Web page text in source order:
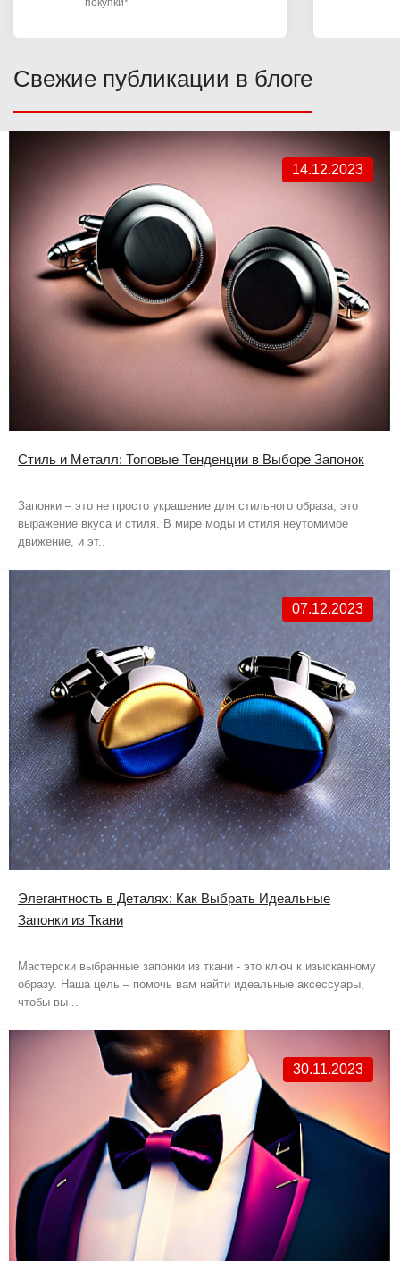
покупки*
Свежие публикации в блоге
14.12.2023
Стиль и Металл: Топовые Тенденции в Выборе Запонок
Запонки – это не просто украшение для стильного образа, это
выражение вкуса и стиля. В мире моды и стиля неутомимое
движение, и эт..
07.12.2023
Элегантность в Деталях: Как Выбрать Идеальные
Запонки из Ткани
Мастерски выбранные запонки из ткани - это ключ к изысканному
образу. Наша цель – помочь вам найти идеальные аксессуары,
чтобы вы ..
30.11.2023